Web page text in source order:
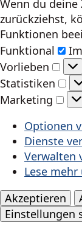
Wenn du
zurückziehst,
Funktionen
Funktional
Vorlieben
Statistiken
Marketing
Optionen
Dienste
Verwalten
Lese mehr
Akzeptieren
Einstellungen